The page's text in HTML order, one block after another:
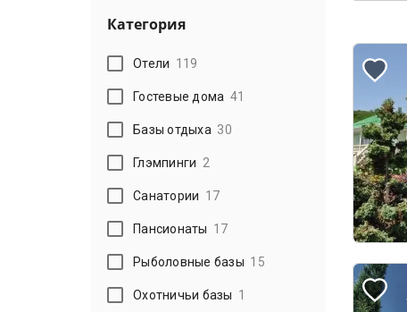
Категория
Отели 119
Гостевые дома 41
Базы отдыха 30
Глэмпинги 2
Санатории 17
Пансионаты 17
Рыболовные базы 15
Охотничьи базы 1